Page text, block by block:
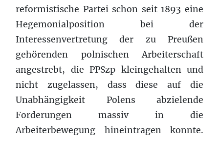
reformistische Partei schon seit 1893 eine
Hegemonialposition bei der
Interessenvertretung der zu Preußen
gehörenden polnischen Arbeiterschaft
angestrebt, die PPSzp kleingehalten und
nicht zugelassen, dass diese auf die
Unabhängigkeit Polens abzielende
Forderungen massiv in die
Arbeiterbewegung hineintragen konnte.